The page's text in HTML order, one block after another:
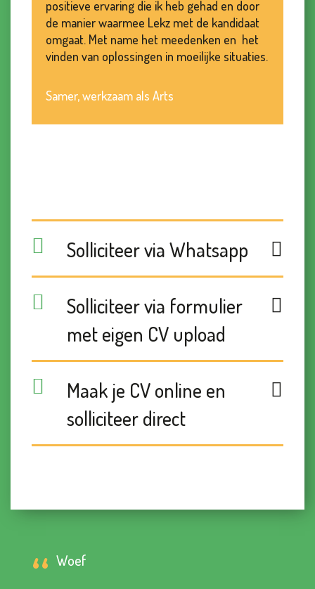
positieve ervaring die ik heb gehad en door
de manier waarmee Lekz met de kandidaat
omgaat. Met name het meedenken en het
vinden van oplossingen in moeilijke situaties.
Samer, werkzaam als Arts
Solliciteer via Whatsapp
Solliciteer via formulier
met eigen CV upload
Maak je CV online en
solliciteer direct
Woef